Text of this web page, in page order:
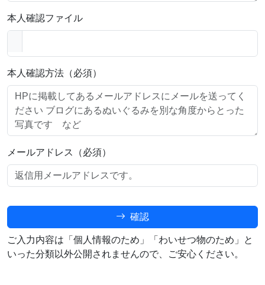
本人確認ファイル
本人確認方法（必須）
メールアドレス（必須）
確認
ご入力内容は「個人情報のため」「わいせつ物のため」と
いった分類以外公開されませんので、ご安心ください。